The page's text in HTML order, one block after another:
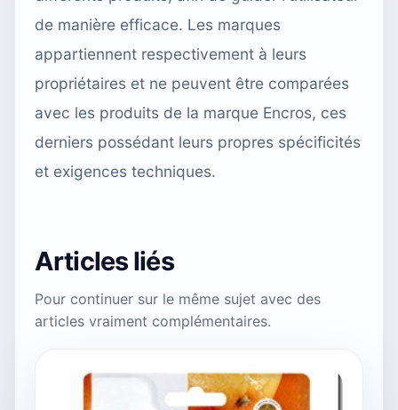
de manière efficace. Les marques
appartiennent respectivement à leurs
propriétaires et ne peuvent être comparées
avec les produits de la marque Encros, ces
derniers possédant leurs propres spécificités
et exigences techniques.
Articles liés
Pour continuer sur le même sujet avec des
articles vraiment complémentaires.